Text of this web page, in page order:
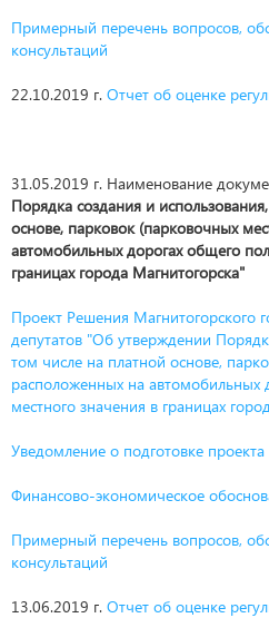
Примерный перечень вопросов,
консультаций
22.10.2019 г. Отчет об оценке
31.05.2019 г. Наименование
Порядка создания и
основе, парковок (парковочных
автомобильных дорогах общего
границах города Магнитогорска"
Проект Решения Магнитогорского
депутатов "Об утверждении
том числе на платной основе,
расположенных на автомобильных
местного значения в границах
Уведомление о подготовке
Финансово-экономическое
Примерный перечень вопросов,
консультаций
13.06.2019 г. Отчет об оценке